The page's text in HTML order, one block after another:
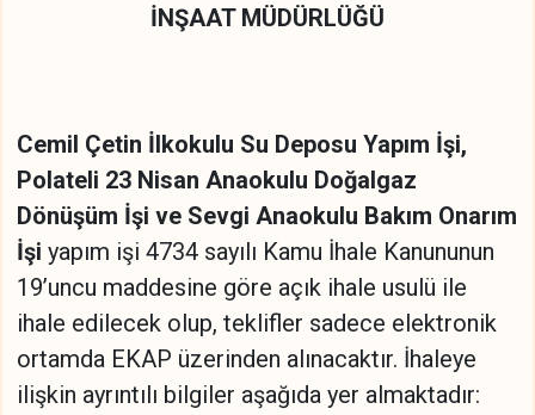
İNŞAAT MÜDÜRLÜĞÜ
Cemil Çetin İlkokulu Su Deposu Yapım İşi,
Polateli 23 Nisan Anaokulu Doğalgaz
Dönüşüm İşi ve Sevgi Anaokulu Bakım Onarım
İşi yapım işi 4734 sayılı Kamu İhale Kanununun
19’uncu maddesine göre açık ihale usulü ile
ihale edilecek olup, teklifler sadece elektronik
ortamda EKAP üzerinden alınacaktır. İhaleye
ilişkin ayrıntılı bilgiler aşağıda yer almaktadır: